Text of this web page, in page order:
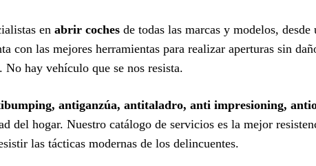
en abrir coches de todas las marcas y modelos,
con las mejores herramientas para realizar aperturas sin
No hay vehículo que se nos resista.
antiganzúa, antitaladro, anti impresioning,
del hogar. Nuestro catálogo de servicios es la mejor
las tácticas modernas de los delincuentes.